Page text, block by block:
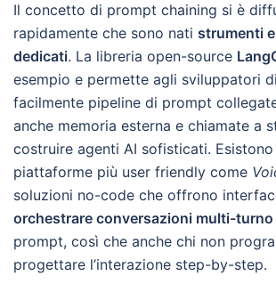
Il concetto di prompt chaining si è
rapidamente che sono nati strumenti
dedicati. La libreria open-source
esempio e permette agli sviluppatori
facilmente pipeline di prompt
anche memoria esterna e chiamate a
costruire agenti AI sofisticati.
piattaforme più user friendly come
soluzioni no-code che offrono
orchestrare conversazioni multi-turno
prompt, così che anche chi non
progettare l’interazione step-by-step.